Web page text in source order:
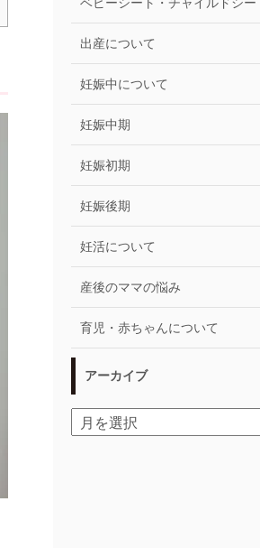
ベビーシート・チャイルドシー
出産について
妊娠中について
妊娠中期
妊娠初期
妊娠後期
妊活について
産後のママの悩み
育児・赤ちゃんについて
アーカイブ